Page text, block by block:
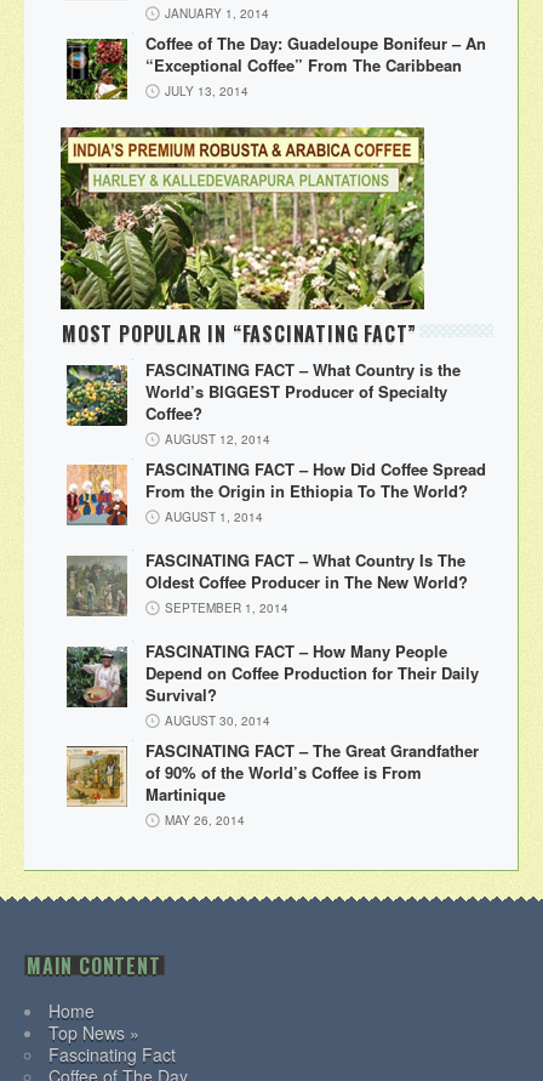
JANUARY 1, 2014
Coffee of The Day: Guadeloupe Bonifeur – An
“Exceptional Coffee” From The Caribbean
JULY 13, 2014
MOST POPULAR IN “FASCINATING FACT”
FASCINATING FACT – What Country is the
World’s BIGGEST Producer of Specialty
Coffee?
AUGUST 12, 2014
FASCINATING FACT – How Did Coffee Spread
From the Origin in Ethiopia To The World?
AUGUST 1, 2014
FASCINATING FACT – What Country Is The
Oldest Coffee Producer in The New World?
SEPTEMBER 1, 2014
FASCINATING FACT – How Many People
Depend on Coffee Production for Their Daily
Survival?
AUGUST 30, 2014
FASCINATING FACT – The Great Grandfather
of 90% of the World’s Coffee is From
Martinique
MAY 26, 2014
MAIN CONTENT
Home
Top News »
Fascinating Fact
Coffee of The Day